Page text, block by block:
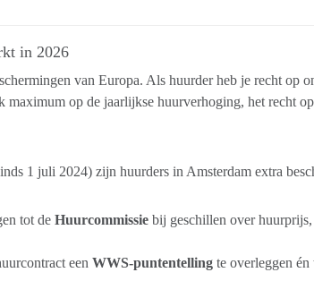
in 2026
van Europa. Als huurder heb je recht op
op de jaarlijkse huurverhoging, het recht
1 juli 2024) zijn huurders in Amsterdam extra
tot de Huurcommissiebij geschillen over
een WWS-puntentellingte overleggen én